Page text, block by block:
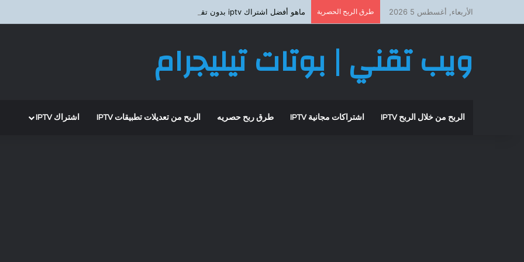
الأربعاء, أغسطس 5 2026 طرق الربح الحصرية ماهو أفضل اشتراك iptv بدون تقيطع ؟
ويب تقني | بوتات تيليجرام
الربح من خلال الربح IPTV اشتراكات مجانية IPTV طرق ربح حصريه الربح من تعديلات تطبيقات IPTV اشتراك IPTV